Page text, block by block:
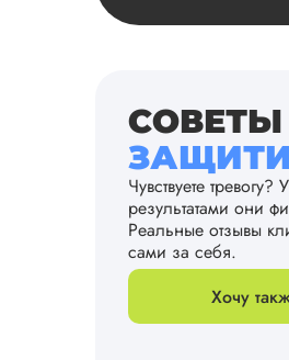
СОВЕТЫ
Чувствуете
результатами они
Реальные отзывы
сами за себя.
Хочу